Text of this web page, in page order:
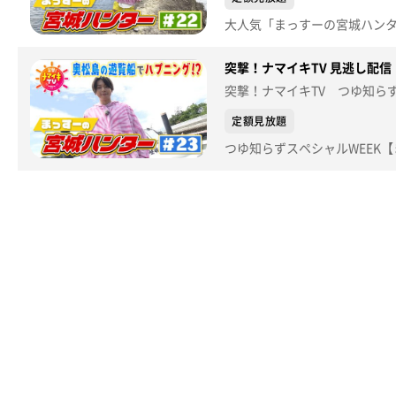
この動画は2026年6月30日(火) に放送されたものです。
※紹介した催事等は終了している場合があります。
※紹介した商品等は取り扱いが終了している場合がありま
突撃！ナマイキTV 見逃し配
突撃！ナマイキTV つゆ知ら
定額見放題